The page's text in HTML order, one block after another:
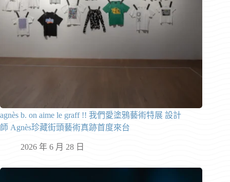
agnès b. on aime le graff !! 我們愛塗鴉藝術特展 設計
師 Agnès珍藏街頭藝術真跡首度來台
2026 年 6 月 28 日